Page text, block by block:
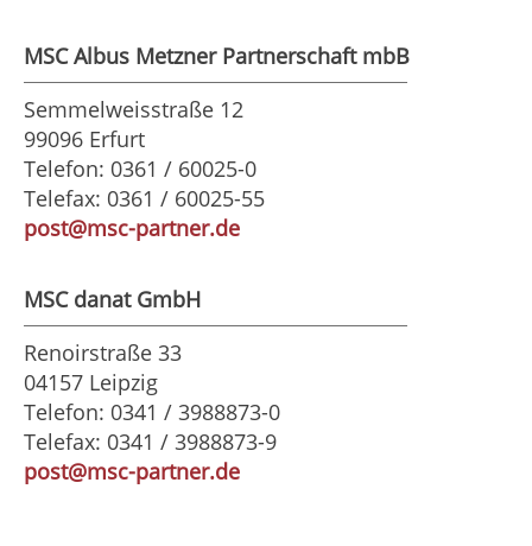
MSC Albus Metzner Partnerschaft mbB
Semmelweisstraße 12
99096 Erfurt
Telefon: 0361 / 60025-0
Telefax: 0361 / 60025-55
post@msc-partner.de
MSC danat GmbH
Renoirstraße 33
04157 Leipzig
Telefon: 0341 / 3988873-0
Telefax: 0341 / 3988873-9
post@msc-partner.de